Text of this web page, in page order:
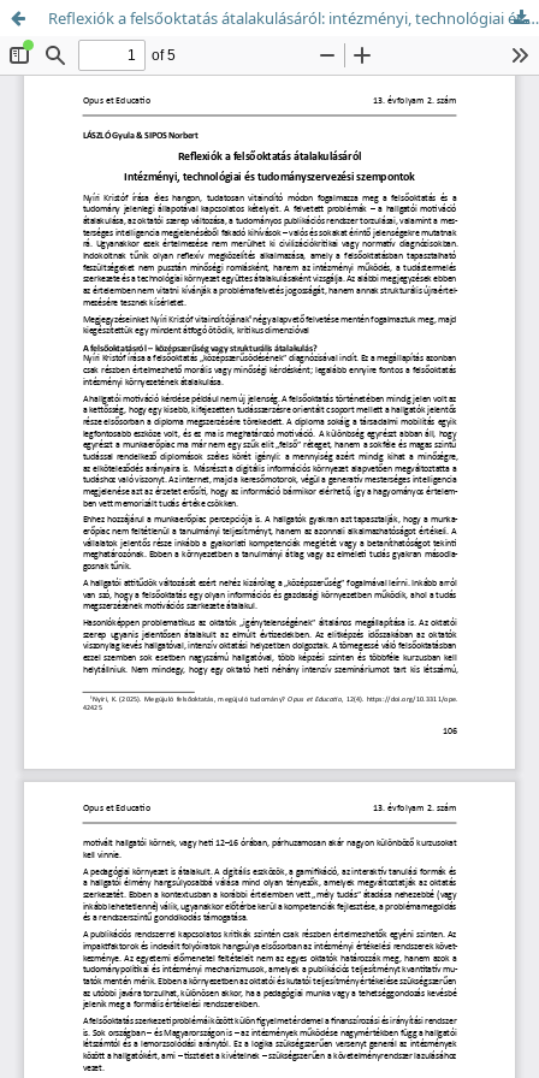
Reflexiók a felsőoktatás átalakulásáról: intézményi, technológiai és tudományszervezési szempontok